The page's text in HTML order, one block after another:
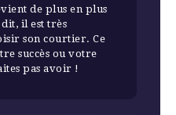
de plus en plus
dit, il est très
son courtier. Ce
succès ou votre
pas avoir !